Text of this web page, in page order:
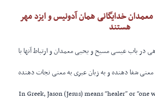
خدایگانی همان آدونیس و ایزد مهر
هستند
در باب عیسی مسیح و یحیی معمدان و ارتباط آنها با
معنی شفا دهنده و به زبان عبری به معنی نجات دهنده
In Greek, Jason (Jesus) means “healer” or